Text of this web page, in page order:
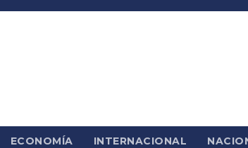
ECONOMÍA INTERNACIONAL